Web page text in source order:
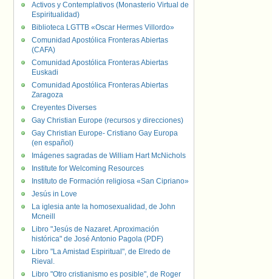
Activos y Contemplativos (Monasterio Virtual de
Espiritualidad)
Biblioteca LGTTB «Oscar Hermes Villordo»
Comunidad Apostólica Fronteras Abiertas
(CAFA)
Comunidad Apostólica Fronteras Abiertas
Euskadi
Comunidad Apostólica Fronteras Abiertas
Zaragoza
Creyentes Diverses
Gay Christian Europe (recursos y direcciones)
Gay Christian Europe- Cristiano Gay Europa
(en español)
Imágenes sagradas de William Hart McNichols
Institute for Welcoming Resources
Instituto de Formación religiosa «San Cipriano»
Jesús in Love
La iglesia ante la homosexualidad, de John
Mcneill
Libro "Jesús de Nazaret. Aproximación
histórica" de José Antonio Pagola (PDF)
Libro "La Amistad Espiritual", de Elredo de
Rieval.
Libro "Otro cristianismo es posible", de Roger